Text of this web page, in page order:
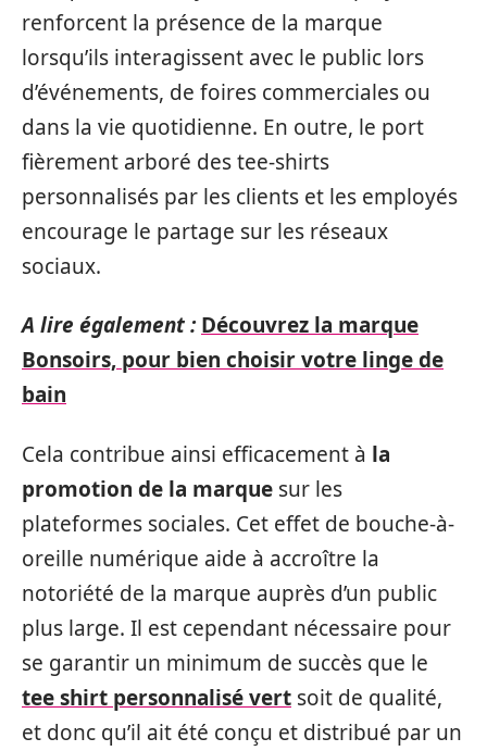
renforcent la présence de la marque
lorsqu’ils interagissent avec le public lors
d’événements, de foires commerciales ou
dans la vie quotidienne. En outre, le port
fièrement arboré des tee-shirts
personnalisés par les clients et les employés
encourage le partage sur les réseaux
sociaux.
A lire également : Découvrez la marque
Bonsoirs, pour bien choisir votre linge de
bain
Cela contribue ainsi efficacement à la
promotion de la marque sur les
plateformes sociales. Cet effet de bouche-à-
oreille numérique aide à accroître la
notoriété de la marque auprès d’un public
plus large. Il est cependant nécessaire pour
se garantir un minimum de succès que le
tee shirt personnalisé vert soit de qualité,
et donc qu’il ait été conçu et distribué par un